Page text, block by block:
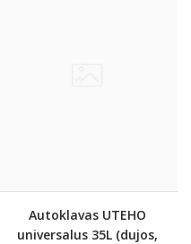
Autoklavas UTEHO
universalus 35L (dujos,